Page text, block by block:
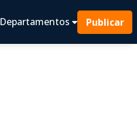
Departamentos Publicar